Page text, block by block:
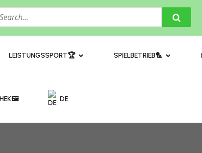
​LEISTUNGSSPORT🏆 SPIELBETRIEB🏸
DE